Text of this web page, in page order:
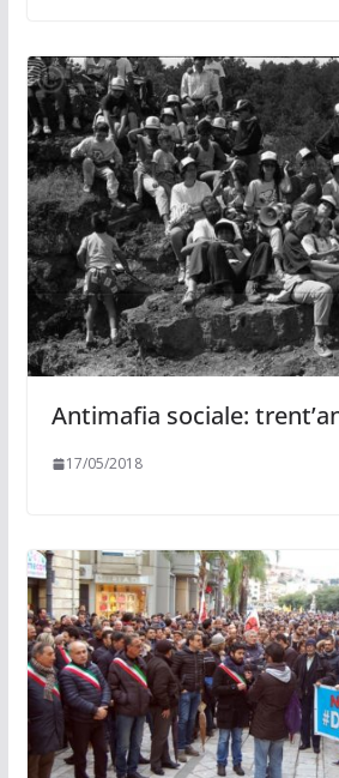
Antimafia sociale:
17/05/2018